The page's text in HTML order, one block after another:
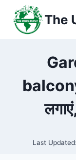
content
The
Last Updated: